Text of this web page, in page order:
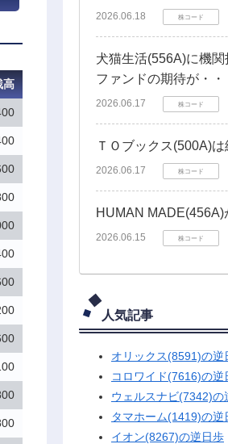
高
2026.06.18 株コード
犬猫生活(556A)に機
ファンドの期待が・・
2026.06.17 株コード
ＴＯブックス(500A)
2026.06.17 株コード
HUMAN MADE(456A)
2026.06.15 株コード
人気記事
オリックス(8591)の逆
コロワイド(7616)の逆
ウェルスナビ(7342)の
タマホーム(1419)の逆
イオン(8267)の逆日歩